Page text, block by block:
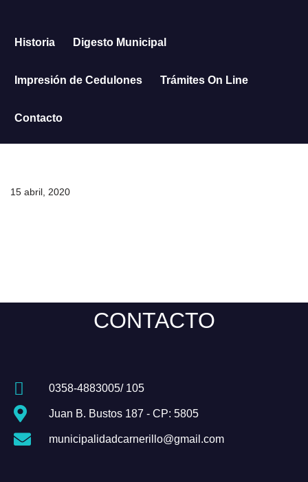
Saltar
Historia Digesto Municipal
Impresión de Cedulones Trámites On Line
Contacto
15 abril, 2020
CONTACTO
0358-4883005/ 105
Juan B. Bustos 187 - CP: 5805
municipalidadcarnerillo@gmail.com